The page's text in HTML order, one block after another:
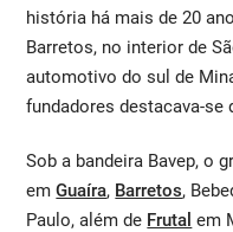
história há mais de 20
Barretos, no interior de
automotivo do sul de
fundadores destacava-se
Sob a bandeira Bavep, o
emGuaíra, Barretos,
Paulo, além de Frutal em